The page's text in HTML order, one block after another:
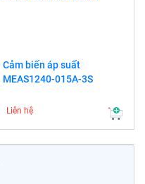
Cảm biến áp suất
MEAS1240-015A-3S
Liên hệ